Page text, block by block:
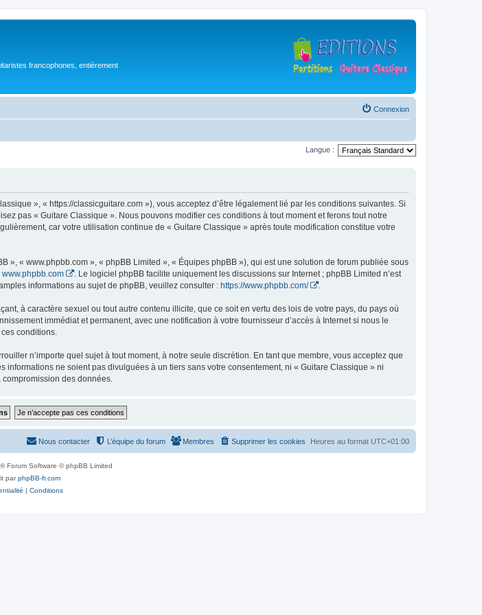
francophones, entièrement
Connexion
Langue :
», « https://classicguitare.com »), vous acceptez d’être légalement lié par les conditions suivantes. Si
pas « Guitare Classique ». Nous pouvons modifier ces conditions à tout moment et ferons tout notre
car votre utilisation continue de « Guitare Classique » après toute modification constitue votre
« www.phpbb.com », « phpBB Limited », « Équipes phpBB »), qui est une solution de forum publiée sous
www.phpbb.com
. Le logiciel phpBB facilite uniquement les discussions sur Internet ; phpBB Limited n’est
informations au sujet de phpBB, veuillez consulter : https://www.phpbb.com/ .
à caractère sexuel ou tout autre contenu illicite, que ce soit en vertu des lois de votre pays, du pays où
immédiat et permanent, avec une notification à votre fournisseur d’accès à Internet si nous le
conditions.
n’importe quel sujet à tout moment, à notre seule discrétion. En tant que membre, vous acceptez que
ne soient pas divulguées à un tiers sans votre consentement, ni « Guitare Classique » ni
des données.
Heures au format UTC+01:00
Supprimer les cookies
Membres
L’équipe du forum
Nous contacter
® Forum Software © phpBB Limited
parphpBB-fr.com
| Conditions